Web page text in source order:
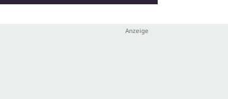
ein weiterer, äußerst fataler Fehler.